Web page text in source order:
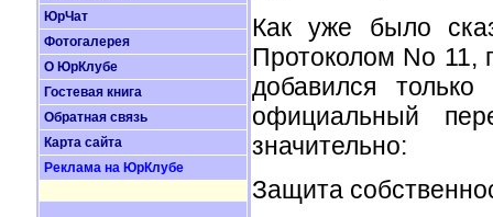
ЮрЧат
Фотогалерея
О ЮрКлубе
Гостевая книга
Обратная связь
Карта сайта
Реклама на ЮрКлубе
Как уже было
Протоколом No 11,
добавился
официальный
значительно:
Защита